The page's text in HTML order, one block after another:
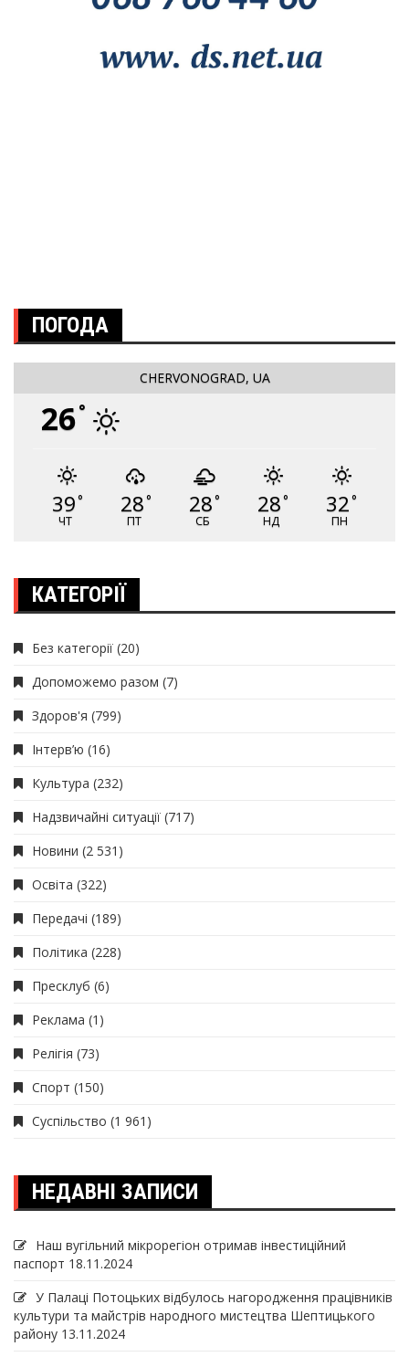
ПОГОДА
CHERVONOGRAD, UA
26°
39°
ЧТ
28°
ПТ
28°
СБ
28°
НД
32°
ПН
КАТЕГОРІЇ
Без категорії (20)
Допоможемо разом (7)
Здоров'я (799)
Інтерв’ю (16)
Культура (232)
Надзвичайні ситуації (717)
Новини (2 531)
Освіта (322)
Передачі (189)
Політика (228)
Пресклуб (6)
Реклама (1)
Релігія (73)
Спорт (150)
Суспільство (1 961)
НЕДАВНІ ЗАПИСИ
Наш вугільний мікрорегіон отримав інвеcтиційний
паспорт 18.11.2024
У Палаці Потоцьких відбулось нагородження працівників
культури та майстрів народного мистецтва Шептицького
району 13.11.2024